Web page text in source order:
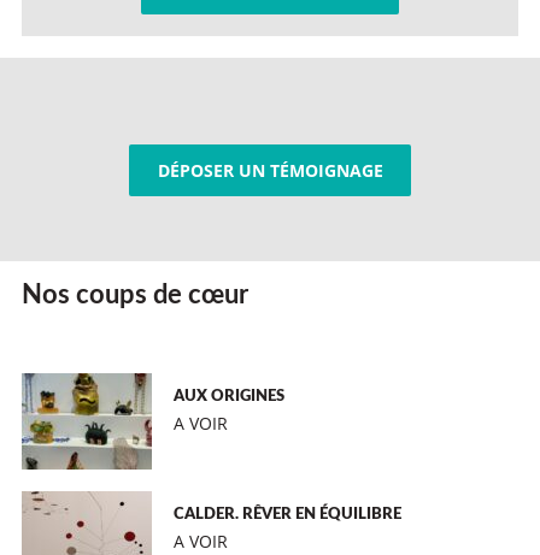
DÉPOSER UN TÉMOIGNAGE
Nos coups de cœur
AUX ORIGINES
A VOIR
CALDER. RÊVER EN ÉQUILIBRE
A VOIR